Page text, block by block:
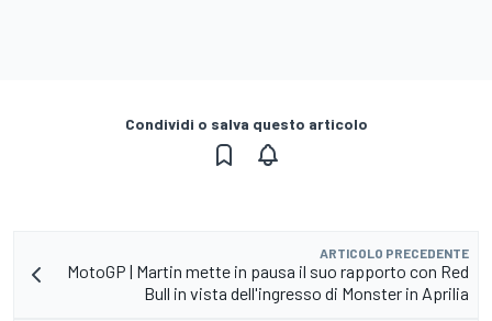
Condividi o salva questo articolo
ARTICOLO PRECEDENTE
MotoGP | Martin mette in pausa il suo rapporto con Red
Bull in vista dell'ingresso di Monster in Aprilia